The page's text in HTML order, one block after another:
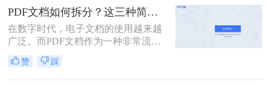
页PDF文件，以便于更灵活地管理和
使用。那么多页pdf如何拆分单页呢？
本文将详细介绍几种拆分多页PDF为
单页PDF的方法，帮助读者轻松应对
这一需求。
PDF文档如何拆分？这三种简单方法可以学习！
在数字时代，电子文档的使用越来越
广泛。而PDF文档作为一种非常流行
的电子文档格式，常常用于存储和传
输各种类型的文件。然而，有时候我
赞 踩